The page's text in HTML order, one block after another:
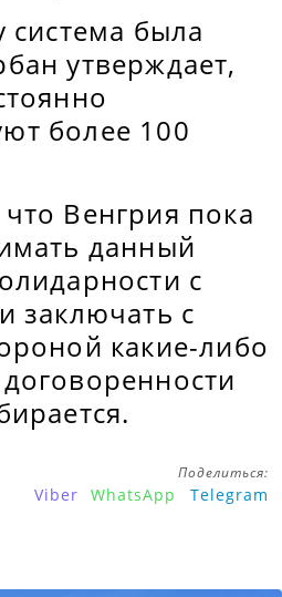
система была
утверждает,
более 100
Венгрия пока
данный
с
заключать с
какие-либо
Поделиться:
Viber WhatsApp Telegram